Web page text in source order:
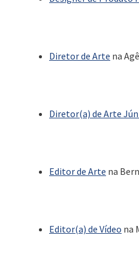
Diretor de Arte na
Diretor(a) de Arte
Editor de Arte na
Editor(a) de Vídeo na